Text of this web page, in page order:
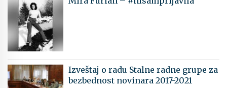
Izveštaj o radu Stalne radne grupe za
bezbednost novinara 2017-2021